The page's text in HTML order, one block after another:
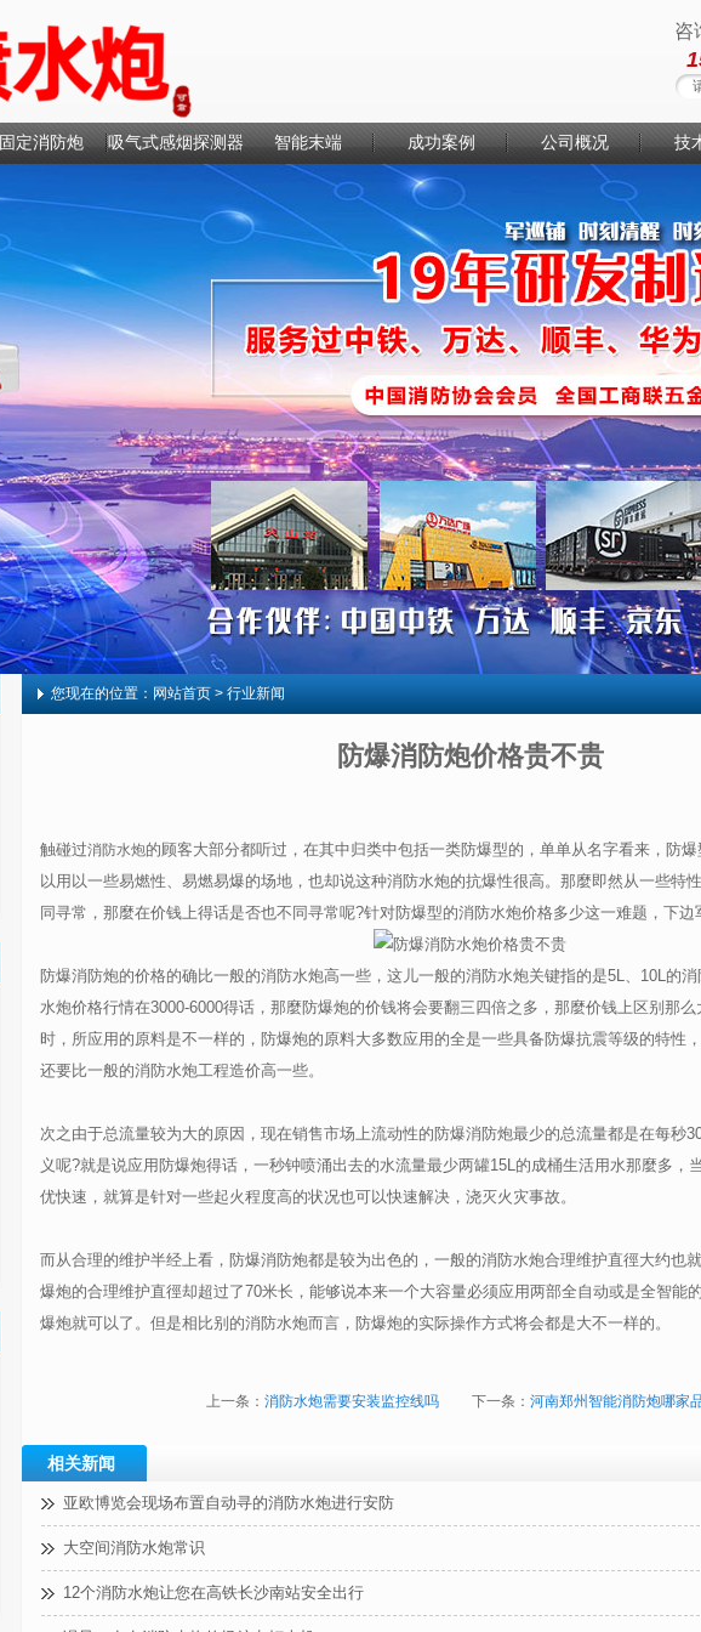
咨
固定消防炮 吸气式感烟探测器 智能末端 成功案例 公司概况 技
您现在的位置： 网站首页> 行业新闻
防爆消防炮价格贵不贵
触碰过消防水炮的顾客大部分都听过，在其中归类中包括一类防爆型的，单单从名字看来，防
以用以一些易燃性、易燃易爆的场地，也却说这种消防水炮的抗爆性很高。那麼即然从一些特
同寻常，那麼在价钱上得话是否也不同寻常呢?针对防爆型的消防水炮价格多少这一难题，下边
防爆消防炮的价格的确比一般的消防水炮高一些，这儿一般的消防水炮关键指的是5L、10L的
水炮价格行情在3000-6000得话，那麼防爆炮的价钱将会要翻三四倍之多，那麼价钱上区别那
时，所应用的原料是不一样的，防爆炮的原料大多数应用的全是一些具备防爆抗震等级的特性
还要比一般的消防水炮工程造价高一些。
次之由于总流量较为大的原因，现在销售市场上流动性的防爆消防炮最少的总流量都是在每秒
义呢?就是说应用防爆炮得话，一秒钟喷涌出去的水流量最少两罐15L的成桶生活用水那麼多，
优快速，就算是针对一些起火程度高的状况也可以快速解决，浇灭火灾事故。
而从合理的维护半经上看，防爆消防炮都是较为出色的，一般的消防水炮合理维护直徑大约也
爆炮的合理维护直徑却超过了70米长，能够说本来一个大容量必须应用两部全自动或是全智能
爆炮就可以了。但是相比别的消防水炮而言，防爆炮的实际操作方式将会都是大不一样的。
上一条： 消防水炮需要安装监控线吗 下一条： 河南郑州智能消防炮哪家
相关新闻
亚欧博览会现场布置自动寻的消防水炮进行安防
大空间消防水炮常识
12个消防水炮让您在高铁长沙南站安全出行